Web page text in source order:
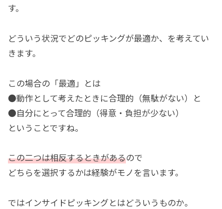
す。
どういう状況でどのピッキングが最適か、を考えてい
きます。
この場合の「最適」とは
●動作として考えたときに合理的（無駄がない）と
●自分にとって合理的（得意・負担が少ない）
ということですね。
この二つは相反するときがあるので
どちらを選択するかは経験がモノを言います。
ではインサイドピッキングとはどういうものか。